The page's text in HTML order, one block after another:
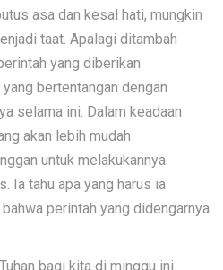
asa dan kesal hati, mungkin
taat. Apalagi ditambah
yang diberikan
bertentangan dengan
selama ini. Dalam keadaan
akan lebih mudah
untuk melakukannya.
Ia tahu apa yang harus ia
perintah yang didengarnya
bagi kita di minggu ini.